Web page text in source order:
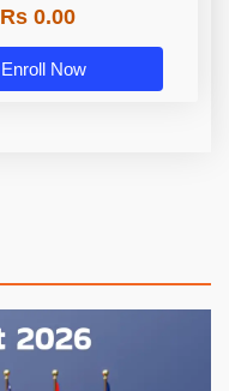
Rs 0.00
Enroll Now